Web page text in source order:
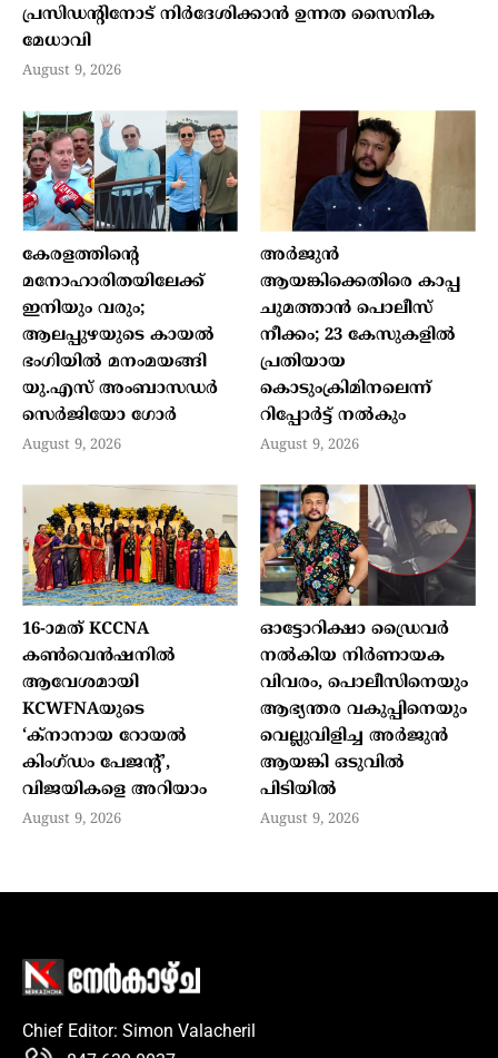
പ്രസിഡന്റിനോട് നിർദേശിക്കാൻ ഉന്നത സൈനിക
മേധാവി
August 9, 2026
കേരളത്തിന്റെ
മനോഹാരിതയിലേക്ക്
ഇനിയും വരും;
ആലപ്പുഴയുടെ കായൽ
ഭംഗിയിൽ മനംമയങ്ങി
യു.എസ് അംബാസഡർ
സെർജിയോ ഗോർ
August 9, 2026
അർജുൻ
ആയങ്കിക്കെതിരെ കാപ്പ
ചുമത്താൻ പൊലീസ്
നീക്കം; 23 കേസുകളിൽ
പ്രതിയായ
കൊടുംക്രിമിനലെന്ന്
റിപ്പോർട്ട് നൽകും
August 9, 2026
16-ാമത് KCCNA
കൺവെൻഷനിൽ
ആവേശമായി
KCWFNAയുടെ
‘ക്നാനായ റോയൽ
കിംഗ്ഡം പേജന്റ്’,
വിജയികളെ അറിയാം
August 9, 2026
ഓട്ടോറിക്ഷാ ഡ്രൈവർ
നൽകിയ നിർണായക
വിവരം, പൊലീസിനെയും
ആഭ്യന്തര വകുപ്പിനെയും
വെല്ലുവിളിച്ച അർജുൻ
ആയങ്കി ഒടുവിൽ
പിടിയിൽ
August 9, 2026
Chief Editor: Simon Valacheril